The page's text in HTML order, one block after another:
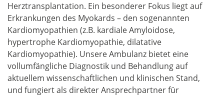
Herztransplantation. Ein besonderer Fokus liegt auf
Erkrankungen des Myokards – den sogenannten
Kardiomyopathien (z.B. kardiale Amyloidose,
hypertrophe Kardiomyopathie, dilatative
Kardiomyopathie). Unsere Ambulanz bietet eine
vollumfängliche Diagnostik und Behandlung auf
aktuellem wissenschaftlichen und klinischen Stand,
und fungiert als direkter Ansprechpartner für